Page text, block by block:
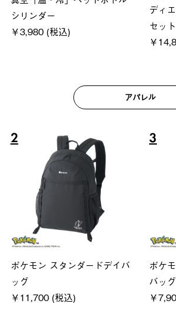
ットタープ 200-BG
￥18,800 (税込)
ース
￥
アパレル
6
LOGOS by LIPNER リゲイン
テック ボディリカバリーショ
ーツ #35504
7
ＵＶ
通常価格